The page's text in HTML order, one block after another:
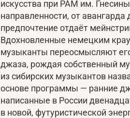
искусства при РАМ им.
направленности, от
предпочтение отдаёт
Вдохновленные немецким
музыканты переосмысляют
джаза, рождая собственный
из сибирских музыкантов
основе программы — ранние
написанные в России
в новой, футуристической